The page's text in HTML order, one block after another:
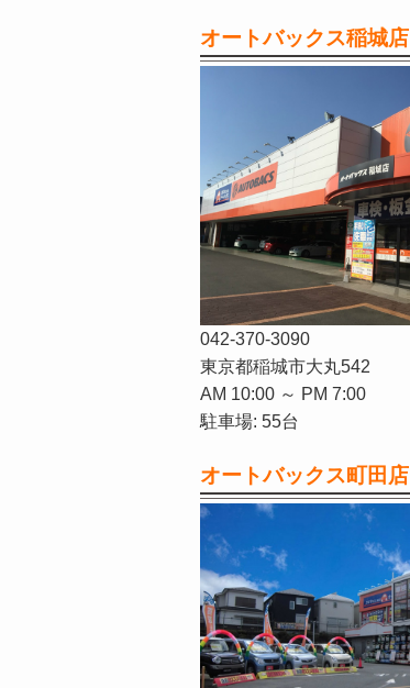
オートバックス稲城店
042-370-3090
東京都稲城市大丸542
AM 10:00 ～ PM 7:00
駐車場: 55台
オートバックス町田店